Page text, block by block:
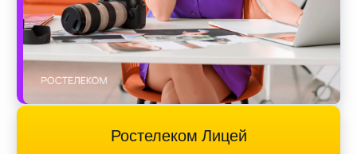
Ростелеком Лицей